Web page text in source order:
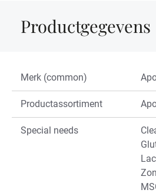
Productgegevens
Merk (common)
Productassortiment
Special needs